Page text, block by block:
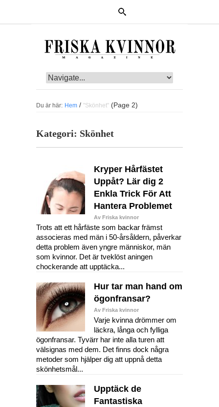
Du är här: Hem / "Skönhet" (Page 2)
Kategori: Skönhet
Kryper Hårfästet
Uppåt? Lär dig 2
Enkla Trick För Att
Hantera Problemet
Av Friska kvinnor
Trots att ett hårfäste som backar främst
associeras med män i 50-årsåldern, påverkar
detta problem även yngre människor, män
som kvinnor. Det är tveklöst aningen
chockerande att upptäcka...
Hur tar man hand om
ögonfransar?
Av Friska kvinnor
Varje kvinna drömmer om
läckra, långa och fylliga
ögonfransar. Tyvärr har inte alla turen att
välsignas med dem. Det finns dock några
metoder som hjälper dig att uppnå detta
skönhetsmål...
Upptäck de
Fantastiska